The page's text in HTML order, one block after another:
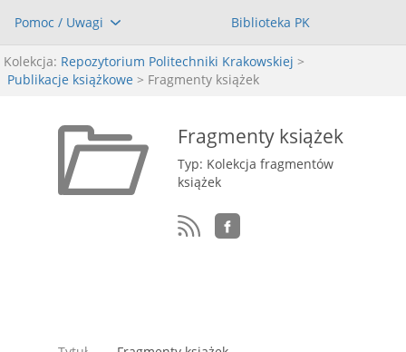
Pomoc / Uwagi Biblioteka PK
Kolekcja: Repozytorium Politechniki Krakowskiej >
Publikacje książkowe > Fragmenty książek
Fragmenty książek
Typ: Kolekcja fragmentów
książek